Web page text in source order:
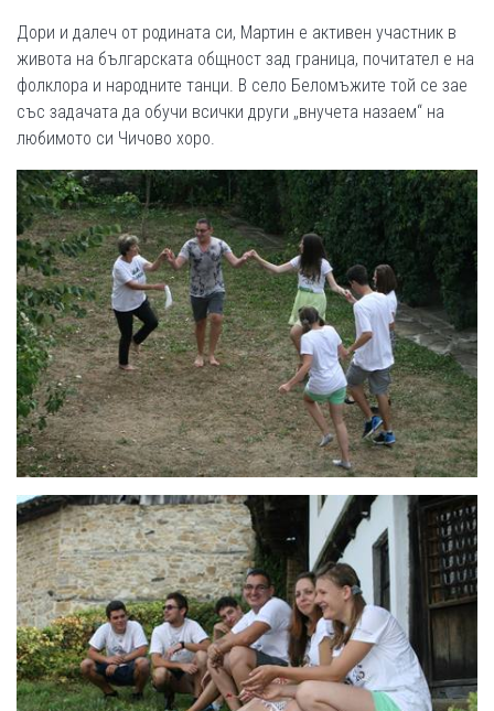
Дори и далеч от родината си, Мартин е активен участник в
живота на българската общност зад граница, почитател е на
фолклора и народните танци. В село Беломъжите той се зае
със задачата да обучи всички други „внучета назаем“ на
любимото си Чичово хоро.